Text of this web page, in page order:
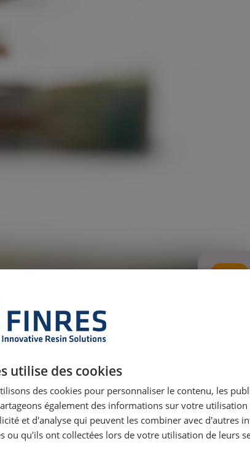
cet achat.
utilise des cookies
des cookies pour personnaliser le contenu, les
également des informations sur votre
et d'analyse qui peuvent les combiner avec d'autres
ou qu'ils ont collectées lors de votre utilisation de leurs